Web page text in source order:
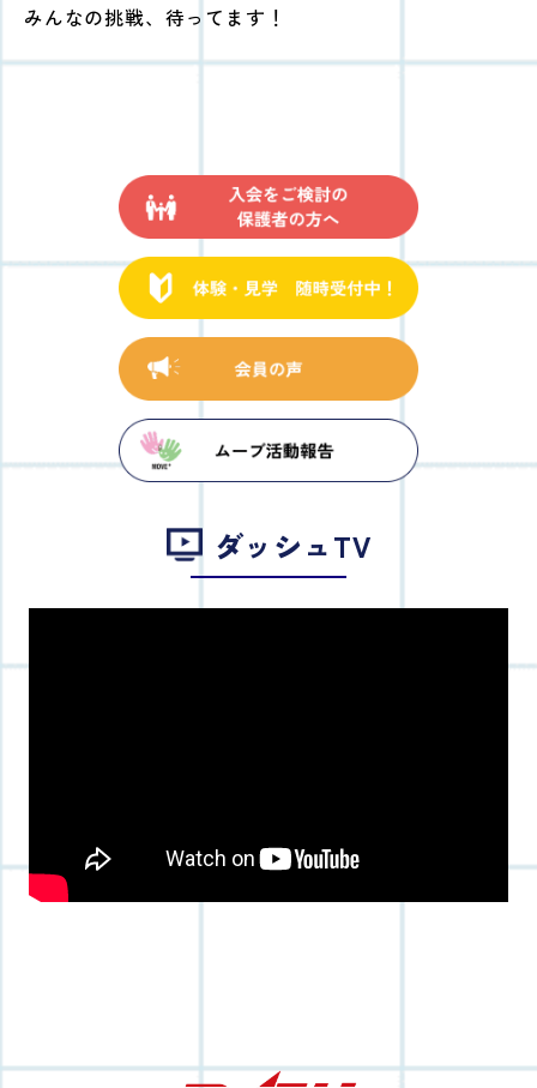
みんなの挑戦、待ってます！
ダッシュTV